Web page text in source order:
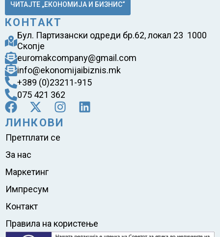
ЧИТАЈТЕ „ЕКОНОМИЈА И БИЗНИС“
КОНТАКТ
Бул. Партизански одреди бр.62, локал 23 1000
Скопје
euromakcompany@gmail.com
info@ekonomijaibiznis.mk
+389 (0)23211-915
075 421 362
ЛИНКОВИ
Претплати се
За нас
Маркетинг
Импресум
Контакт
Правила на користење